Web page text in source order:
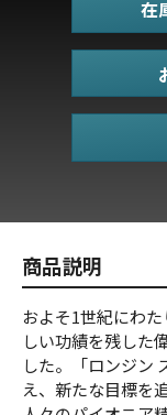
在
商品説明
およそ1世紀にわ
しい功績を残した
した。「ロンジン
え、新たな目標を